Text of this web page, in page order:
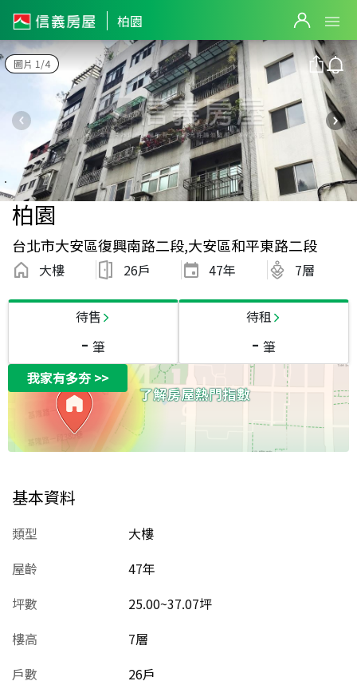
柏園
圖片 1/4
柏園
台北市大安區復興南路二段,大安區和平東路二段
大樓 26戶 47年 7層
待售
- 筆
待租
- 筆
我家有多夯>>
基本資料
類型
大樓
屋齡
47年
坪數
25.00~37.07坪
樓高
7層
戶數
26戶